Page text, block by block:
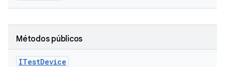
Métodos públicos
ITestDevice